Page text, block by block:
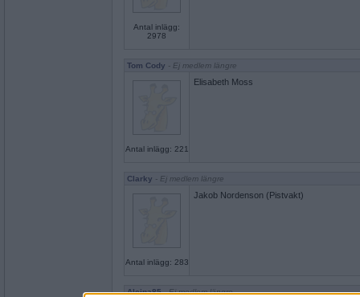
Antal inlägg:
2978
Tom Cody - Ej medlem längre
Antal inlägg: 221
Elisabeth Moss
Clarky - Ej medlem längre
Antal inlägg: 283
Jakob Nordenson (Pistvakt)
Alcina85- Ej medlem längre